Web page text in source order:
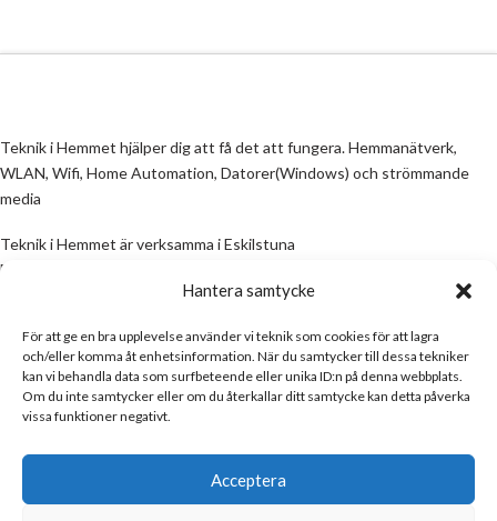
Hantera samtycke
För att ge en bra upplevelse använder vi teknik som cookies för att lagra
och/eller komma åt enhetsinformation. När du samtycker till dessa tekniker
kan vi behandla data som surfbeteende eller unika ID:n på denna webbplats.
Om du inte samtycker eller om du återkallar ditt samtycke kan detta påverka
vissa funktioner negativt.
Acceptera
Teknik i Hemmet hjälper dig att få det att fungera. Hemmanätverk,
WLAN, Wifi, Home Automation, Datorer(Windows) och strömmande
media
Teknik i Hemmet är verksamma i Eskilstuna
Email:
All information på denna sida skall ses som en guide, inte en manual. Om
information på sidan inte stämmer och/eller är felaktig, skicka gärna ett
mail